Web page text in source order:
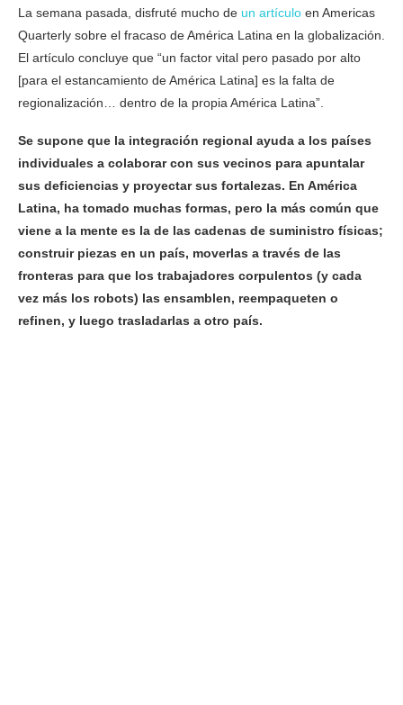
La semana pasada, disfruté mucho de un artículo en Americas
Quarterly sobre el fracaso de América Latina en la globalización.
El artículo concluye que “un factor vital pero pasado por alto
[para el estancamiento de América Latina] es la falta de
regionalización… dentro de la propia América Latina”.
Se supone que la integración regional ayuda a los países
individuales a colaborar con sus vecinos para apuntalar
sus deficiencias y proyectar sus fortalezas. En América
Latina, ha tomado muchas formas, pero la más común que
viene a la mente es la de las cadenas de suministro físicas;
construir piezas en un país, moverlas a través de las
fronteras para que los trabajadores corpulentos (y cada
vez más los robots) las ensamblen, reempaqueten o
refinen, y luego trasladarlas a otro país.